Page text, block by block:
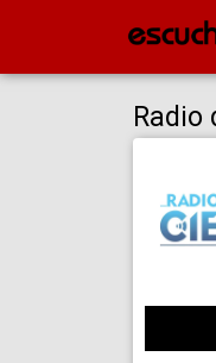
Radio